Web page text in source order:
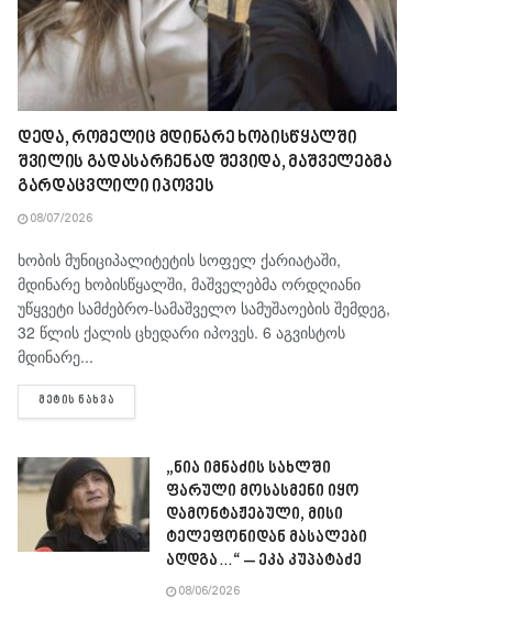
დედა, რომელიც მდინარე ხობისწყალში
შვილის გადასარჩენად შევიდა, მაშველებმა
გარდაცვლილი იპოვეს
08/07/2026
ხობის მუნიციპალიტეტის სოფელ ქარიატაში,
მდინარე ხობისწყალში, მაშველებმა ორდღიანი
უწყვეტი სამძებრო-სამაშველო სამუშაოების შემდეგ,
32 წლის ქალის ცხედარი იპოვეს. 6 აგვისტოს
მდინარე...
ᲛᲔᲢᲘᲡ ᲜᲐᲮᲕᲐ
„ნია იმნაძის სახლში
ფარული მოსასმენი იყო
დამონტაჟებული, მისი
ტელეფონიდან მასალები
აღდგა…“ – ეკა კუპატაძე
08/06/2026